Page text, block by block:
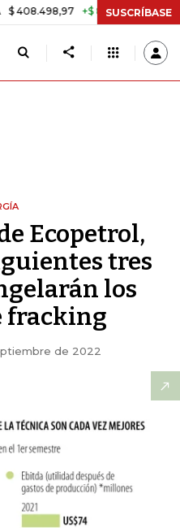
+$ 8.753,81 +2,19%
SUSCRÍBASE
Ecopetrol,
tres
los
fracking
de 2022